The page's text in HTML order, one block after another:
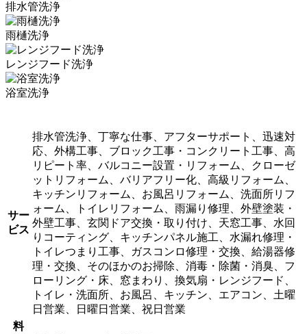
排水管洗浄
雨樋洗浄
レンジフード洗浄
浴室洗浄
サー
ビス
排水管洗浄、丁寧な仕事、アフターサポート、迅速対
応、外構工事、ブロック工事・コンクリート工事、高
リピート率、バルコニー設置・リフォーム、クローゼ
ットリフォーム、バリアフリー化、高級リフォーム、
キッチンリフォーム、お風呂リフォーム、洗面所リフ
ォーム、トイレリフォーム、雨漏り修理、外壁塗装・
外壁工事、玄関ドア交換・取り付け、天窓工事、水回
りコーティング、キッチンパネル施工、水漏れ修理・
トイレつまり工事、ガスコンロ修理・交換、給湯器修
理・交換、そのほかのお掃除、消毒・除菌・消臭、フ
ローリング・床、窓まわり、換気扇・レンジフード、
トイレ・洗面所、お風呂、キッチン、エアコン、土曜
日営業、日曜日営業、祝日営業
料